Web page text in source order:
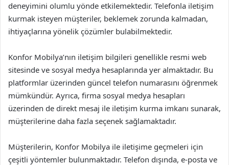
deneyimini olumlu yönde etkilemektedir. Telefonla iletişim
kurmak isteyen müşteriler, beklemek zorunda kalmadan,
ihtiyaçlarına yönelik çözümler bulabilmektedir.
Konfor Mobilya’nın iletişim bilgileri genellikle resmi web
sitesinde ve sosyal medya hesaplarında yer almaktadır. Bu
platformlar üzerinden güncel telefon numarasını öğrenmek
mümkündür. Ayrıca, firma sosyal medya hesapları
üzerinden de direkt mesaj ile iletişim kurma imkanı sunarak,
müşterilerine daha fazla seçenek sağlamaktadır.
Müşterilerin, Konfor Mobilya ile iletişime geçmeleri için
çeşitli yöntemler bulunmaktadır. Telefon dışında, e-posta ve